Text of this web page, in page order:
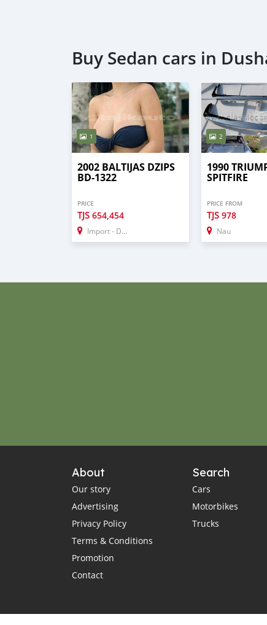
Buy Sedan cars in
1
2002 BALTIJAS DZIPS
BD-1322
PRICE
TJS 654,454
Import - Dubai
2
1990
SPITFIRE
PRICE FROM
TJS978
Nau
About
Our story
Advertising
Privacy Policy
Terms & Conditions
Promotion
Contact
Search
Cars
Motorbikes
Trucks